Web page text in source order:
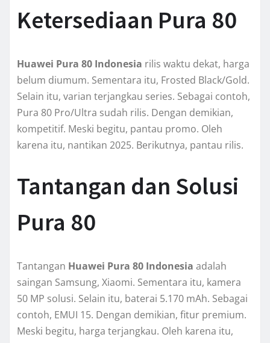
Ketersediaan Pura 80
Huawei Pura 80 Indonesia rilis waktu dekat, harga
belum diumum. Sementara itu, Frosted Black/Gold.
Selain itu, varian terjangkau series. Sebagai contoh,
Pura 80 Pro/Ultra sudah rilis. Dengan demikian,
kompetitif. Meski begitu, pantau promo. Oleh
karena itu, nantikan 2025. Berikutnya, pantau rilis.
Tantangan dan Solusi
Pura 80
Tantangan Huawei Pura 80 Indonesia adalah
saingan Samsung, Xiaomi. Sementara itu, kamera
50 MP solusi. Selain itu, baterai 5.170 mAh. Sebagai
contoh, EMUI 15. Dengan demikian, fitur premium.
Meski begitu, harga terjangkau. Oleh karena itu,